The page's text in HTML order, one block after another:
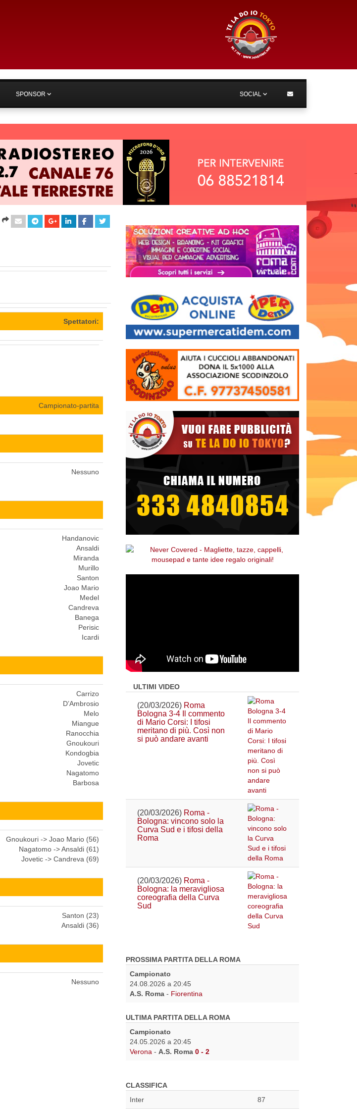
SPONSOR SOCIAL
Spettatori:
Campionato-partita
Nessuno
Handanovic
Ansaldi
Miranda
Murillo
Santon
Joao Mario
Medel
Candreva
Banega
Perisic
Icardi
Carrizo
D’Ambrosio
Melo
Miangue
Ranocchia
Gnoukouri
Kondogbia
Jovetic
Nagatomo
Barbosa
Gnoukouri -> Joao Mario (56)
Nagatomo -> Ansaldi (61)
Jovetic -> Candreva (69)
Santon (23)
Ansaldi (36)
Nessuno
ULTIMI VIDEO
(20/03/2026) Roma
Bologna 3-4 Il commento
di Mario Corsi: I tifosi
meritano di più. Così non
si può andare avanti
(20/03/2026) Roma -
Bologna: vincono solo la
Curva Sud e i tifosi della
Roma
(20/03/2026) Roma -
Bologna: la meravigliosa
coreografia della Curva
Sud
PROSSIMA PARTITA DELLA ROMA
Campionato
24.08.2026 a 20:45
A.S. Roma - Fiorentina
ULTIMA PARTITA DELLA ROMA
Campionato
24.05.2026 a 20:45
Verona - A.S. Roma 0 - 2
CLASSIFICA
Inter
87